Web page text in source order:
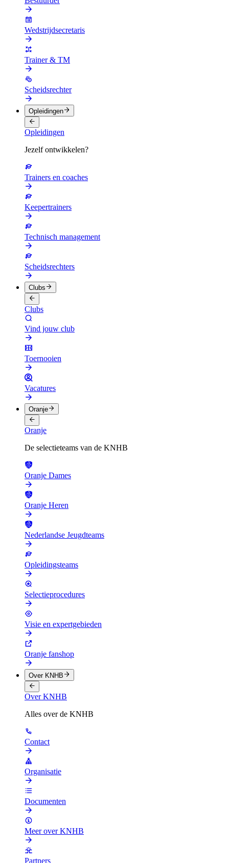
Wedstrijdsecretaris
Trainer & TM
Scheidsrechter
Opleidingen
Opleidingen
Jezelf ontwikkelen?
Trainers en coaches
Keepertrainers
Technisch management
Scheidsrechters
Clubs
Clubs
Vind jouw club
Toernooien
Vacatures
Oranje
Oranje
De selectieteams van de KNHB
Oranje Dames
Oranje Heren
Nederlandse Jeugdteams
Opleidingsteams
Selectieprocedures
Visie en expertgebieden
Oranje fanshop
Over KNHB
Over KNHB
Alles over de KNHB
Contact
Organisatie
Documenten
Meer over KNHB
Partners